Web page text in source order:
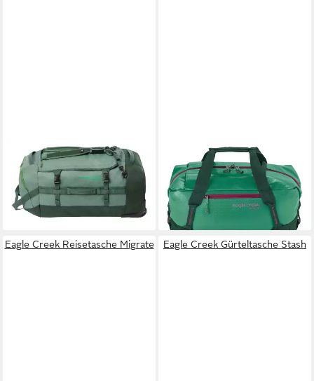
EAGLE CREEK
Reisetasche Hauler Wheeled
Duffel 110L
ab 230,00 €
lieferbar - in 2-3 Werktagen bei dir
EAGLE CREEK
Reisetasche Duffle 40L
ab 120,00 €
lieferbar - in 2-3 Werktagen bei dir
Eagle Creek Reisetasche Migrate Eagle Creek Gürteltasche Stash